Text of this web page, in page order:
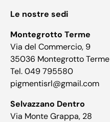
Le nostre sedi
Montegrotto Terme
Via del Commercio, 9
35036 Montegrotto Terme
Tel. 049 795580
pigmentisrl@gmail.com
Selvazzano Dentro
Via Monte Grappa, 28